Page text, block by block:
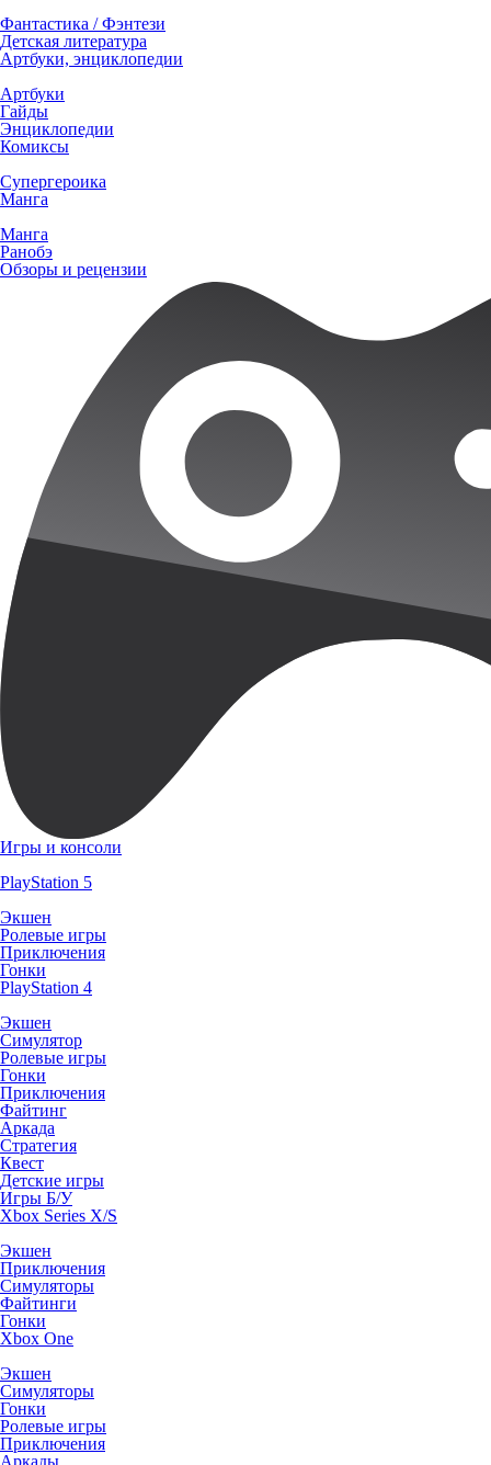
Фантастика / Фэнтези
Детская литература
Артбуки, энциклопедии
Артбуки
Гайды
Энциклопедии
Комиксы
Супергероика
Манга
Манга
Ранобэ
Обзоры и рецензии
Игры и консоли
PlayStation 5
Экшен
Ролевые игры
Приключения
Гонки
PlayStation 4
Экшен
Симулятор
Ролевые игры
Гонки
Приключения
Файтинг
Аркада
Стратегия
Квест
Детские игры
Игры Б/У
Xbox Series X/S
Экшен
Приключения
Симуляторы
Файтинги
Гонки
Xbox One
Экшен
Симуляторы
Гонки
Ролевые игры
Приключения
Аркады